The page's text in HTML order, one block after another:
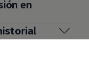
en
Caddy